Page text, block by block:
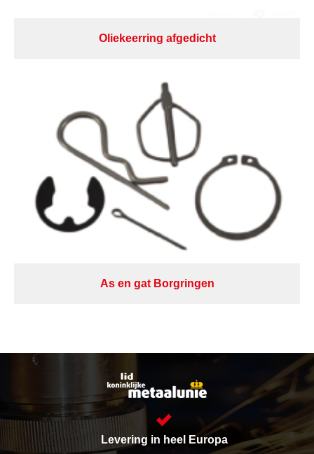
Oliekeerring afgedicht
As en gat Borgringen
Levering in heel Europa